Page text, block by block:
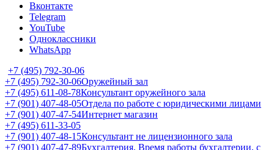
Вконтакте
Telegram
YouTube
Одноклассники
WhatsApp
+7 (495) 792-30-06
+7 (495) 792-30-06Оружейный зал
+7 (495) 611-08-78Консультант оружейного зала
+7 (901) 407-48-05Отдела по работе с юридическими лицами
+7 (901) 407-47-54Интернет магазин
+7 (495) 611-33-05
+7 (901) 407-48-15Консультант не лицензионного зала
+7 (901) 407-47-89Бухгалтерия. Время работы бухгалтерии, с